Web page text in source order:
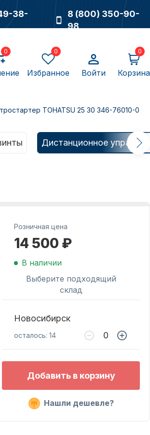
38-
8 (800) 350-90-
98
0 0
Избранное Войти
0
Корзина
Масла для лодочных
моторов
для лодочных
моторов
TOHATSU 25 30 346-76010-0
Дистанционное
Розничная цена
14 500 ₽
В наличии
Выберите подходящий
склад
Новосибирск
осталось: 14
Добавить в корзину
Нашли дешевле?